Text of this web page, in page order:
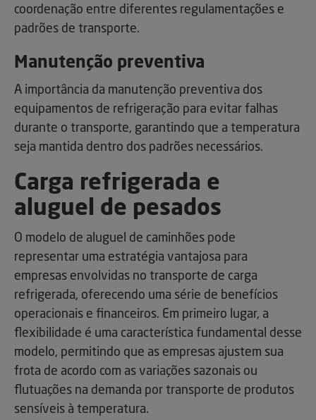
coordenação entre diferentes regulamentações e
padrões de transporte.
Manutenção preventiva
A importância da manutenção preventiva dos
equipamentos de refrigeração para evitar falhas
durante o transporte, garantindo que a temperatura
seja mantida dentro dos padrões necessários.
Carga refrigerada e
aluguel de pesados
O modelo de aluguel de caminhões pode
representar uma estratégia vantajosa para
empresas envolvidas no transporte de carga
refrigerada, oferecendo uma série de benefícios
operacionais e financeiros. Em primeiro lugar, a
flexibilidade é uma característica fundamental desse
modelo, permitindo que as empresas ajustem sua
frota de acordo com as variações sazonais ou
flutuações na demanda por transporte de produtos
sensíveis à temperatura.